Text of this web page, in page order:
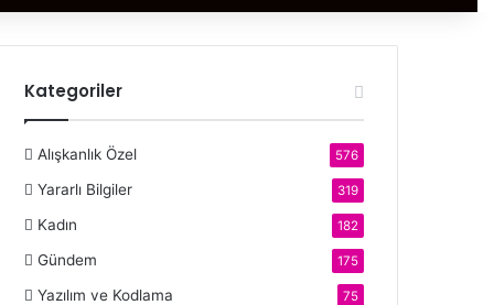
yap
Kategoriler
Alışkanlık Özel 576
Yararlı Bilgiler 319
Kadın 182
Gündem 175
Yazılım ve Kodlama 75